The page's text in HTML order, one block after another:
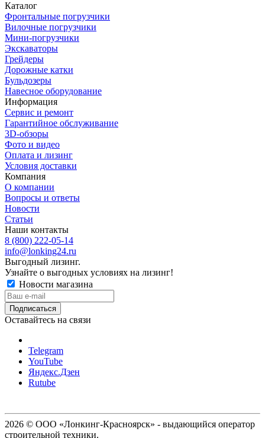
Каталог
Фронтальные погрузчики
Вилочные погрузчики
Мини-погрузчики
Экскаваторы
Грейдеры
Дорожные катки
Бульдозеры
Навесное оборудование
Информация
Сервис и ремонт
Гарантийное обслуживание
3D-обзоры
Фото и видео
Оплата и лизинг
Условия доставки
Компания
О компании
Вопросы и ответы
Новости
Статьи
Наши контакты
8 (800) 222-05-14
info@lonking24.ru
Выгодный лизинг.
Узнайте о выгодных условиях на лизинг!
Новости магазина
Оставайтесь на связи
Telegram
YouTube
Яндекс.Дзен
Rutube
2026 © ООО «Лонкинг-Красноярск» - выдающийся оператор
строительной техники.